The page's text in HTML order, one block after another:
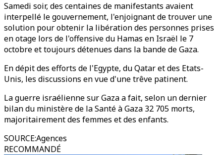
Samedi soir, des centaines de manifestants avaient
interpellé le gouvernement, l'enjoignant de trouver une
solution pour obtenir la libération des personnes prises
en otage lors de l'offensive du Hamas en Israël le 7
octobre et toujours détenues dans la bande de Gaza.
En dépit des efforts de l'Egypte, du Qatar et des Etats-
Unis, les discussions en vue d'une trêve patinent.
La guerre israélienne sur Gaza a fait, selon un dernier
bilan du ministère de la Santé à Gaza 32 705 morts,
majoritairement des femmes et des enfants.
SOURCE:Agences
RECOMMANDÉ